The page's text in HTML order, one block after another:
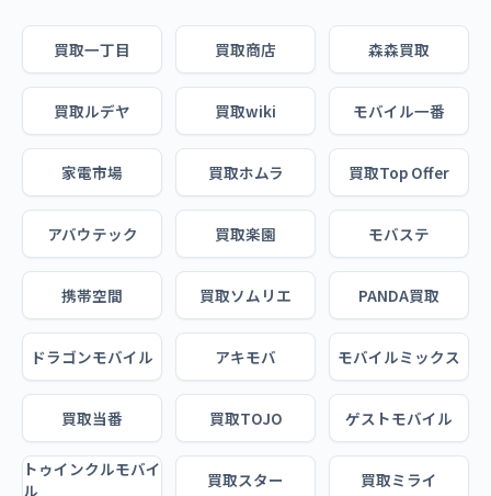
買取一丁目 買取商店 森森買取
買取ルデヤ 買取wiki モバイル一番
家電市場 買取ホムラ 買取Top Offer
アバウテック 買取楽園 モバステ
携帯空間 買取ソムリエ PANDA買取
ドラゴンモバイル アキモバ モバイルミックス
買取当番 買取TOJO ゲストモバイル
トゥインクルモバイ
ル
買取スター 買取ミライ